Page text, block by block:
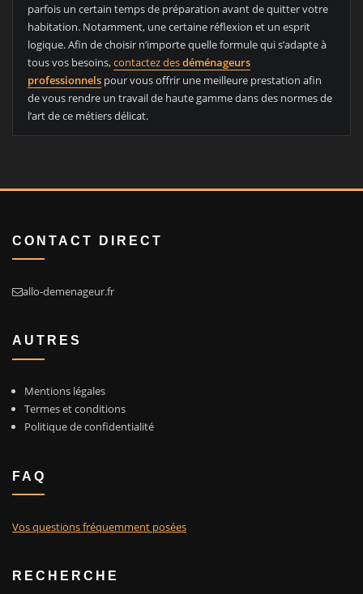
parfois un certain temps de préparation avant de quitter votre
habitation. Notamment, une certaine réflexion et un esprit
logique. Afin de choisir n’importe quelle formule qui s’adapte à
tous vos besoins,contactez desdéménageurs
professionnels pour vous offrir une meilleure prestation afin
de vous rendre un travail de haute gamme dans des normes de
l’art de ce métiers délicat.
CONTACT DIRECT
allo-demenageur.fr
AUTRES
Mentions légales
Termes et conditions
Politique de confidentialité
FAQ
Vos questions fréquemment posées
RECHERCHE